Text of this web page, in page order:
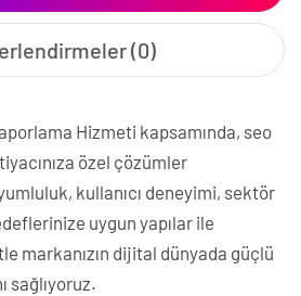
(0)
Hizmeti kapsamında, seo
özel çözümler
kullanıcı deneyimi, sektör
uygun yapılar ile
markanızın dijital dünyada güçlü
sağlıyoruz.